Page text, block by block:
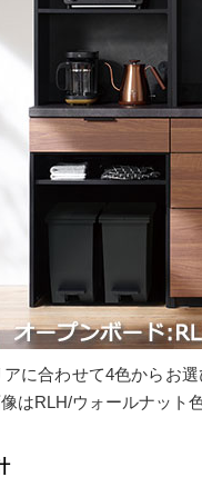
に合わせて4色からお
RLH/ウォールナット